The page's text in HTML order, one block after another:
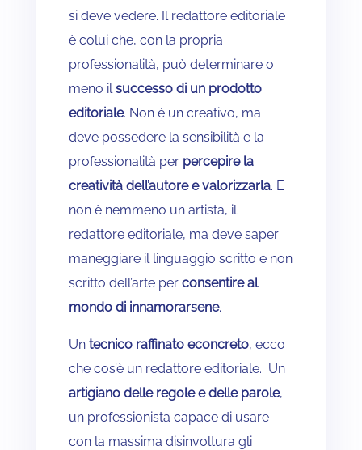
si deve vedere. Il redattore editoriale
è colui che, con la propria
professionalità, può determinare o
meno ilsuccesso di un prodotto
editoriale. Non è un creativo, ma
deve possedere la sensibilità e la
professionalità per percepire la
creatività dell’autore e valorizzarla. E
non è nemmeno un artista, il
redattore editoriale, ma deve saper
maneggiare il linguaggio scritto e non
scritto dell’arte per consentire al
mondo di innamorarsene.
Un tecnico raffinato econcreto, ecco
che cos’è un redattore editoriale. Un
artigiano delle regole e delle parole,
un professionista capace di usare
con la massima disinvoltura gli